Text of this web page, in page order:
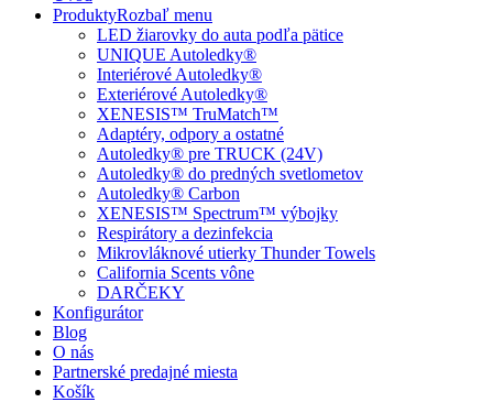
ProduktyRozbaľ menu
LED žiarovky do auta podľa pätice
UNIQUE Autoledky®
Interiérové Autoledky®
Exteriérové Autoledky®
XENESIS™ TruMatch™
Adaptéry, odpory a ostatné
Autoledky® pre TRUCK (24V)
Autoledky® do predných svetlometov
Autoledky® Carbon
XENESIS™ Spectrum™ výbojky
Respirátory a dezinfekcia
Mikrovláknové utierky Thunder Towels
California Scents vône
DARČEKY
Konfigurátor
Blog
O nás
Partnerské predajné miesta
Košík